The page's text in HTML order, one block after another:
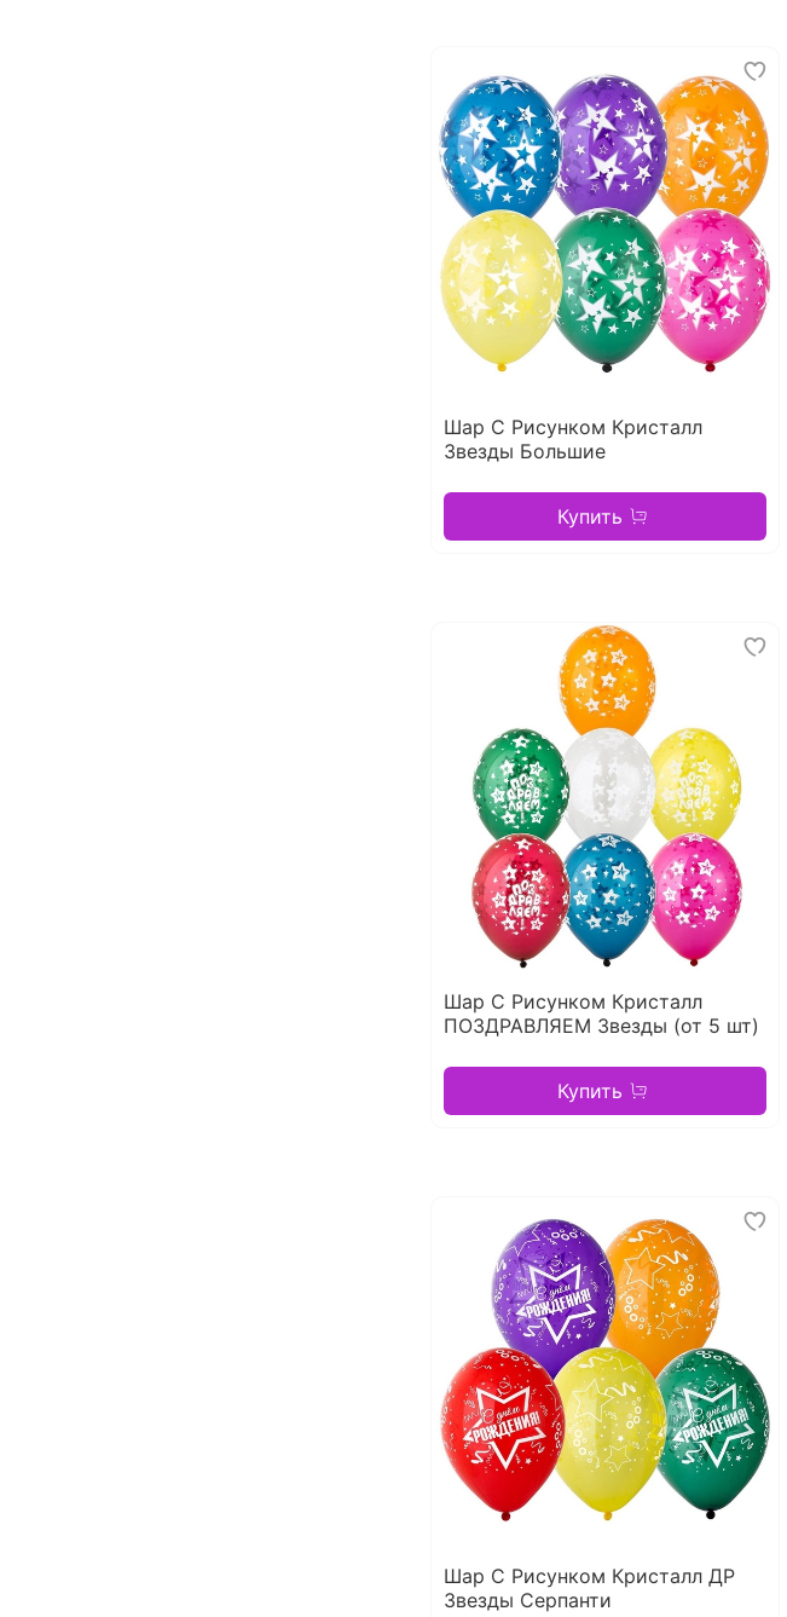
Шар С Рисунком Кристалл
Звезды Большие
Купить
Шар С Рисунком Кристалл
ПОЗДРАВЛЯЕМ Звезды (от 5 шт)
Купить
Шар С Рисунком Кристалл ДР
Звезды Серпанти